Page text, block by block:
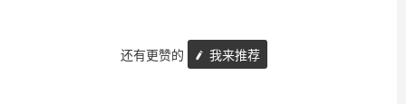
还有更赞的 我来推荐